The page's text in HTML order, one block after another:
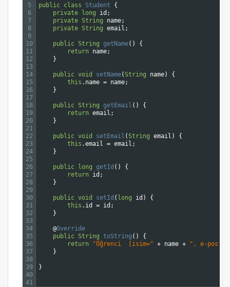
5
6
7
8
9
10
11
12
13
14
15
16
17
18
19
20
21
22
23
24
25
26
27
28
29
30
31
32
33
34
35
36
37
38
39
40
41
public class Student
{
private
long id ;
private String name;
private String email ;
public String getName( )
{
return
name;
}
public void setName( String name)
{
this . name = name;
}
public String getEmail ( )
{
return email ;
}
public void setEmail ( String email )
{
this .email = email ;
}
public long getId ( )
{
return
id ;
}
public void setId ( long id )
{
this . id = id ;
}
@Override
public String toString ( )
{
return
"Öğrenci  [isim=" + name +
", e-
}
}